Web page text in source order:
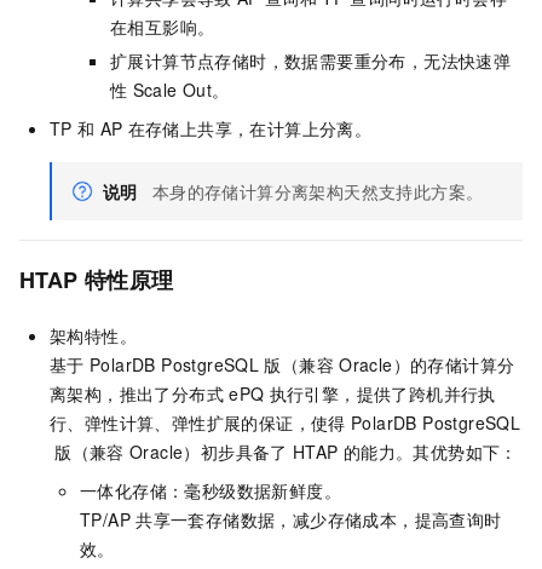
在相互影响。
扩展计算节点存储时，数据需要重分布，无法快速弹
性 Scale Out。
TP 和 AP 在存储上共享，在计算上分离。
说明 本身的存储计算分离架构天然支持此方案。
HTAP 特性原理
架构特性。
基于 PolarDB PostgreSQL 版（兼容 Oracle） 的存储计算分
离架构，推出了分布式 ePQ 执行引擎，提供了跨机并行执
行、弹性计算、弹性扩展的保证，使得 PolarDB PostgreSQL
版（兼容 Oracle） 初步具备了 HTAP 的能力。其优势如下：
一体化存储：毫秒级数据新鲜度。
TP/AP 共享一套存储数据，减少存储成本，提高查询时
效。